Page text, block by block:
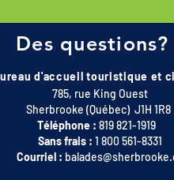
Des questions?
d'accueil touristique et
785, rue King Ouest
Sherbrooke (Québec) J1H 1R8
Téléphone : 819 821-1919
Sans frais : 1 800 561-8331
Courriel :